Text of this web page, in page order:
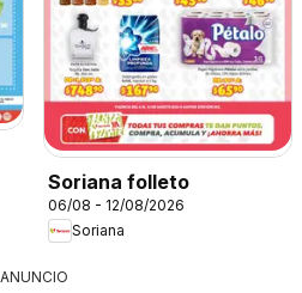
Soriana folleto
06/08 - 12/08/2026
Soriana
ANUNCIO